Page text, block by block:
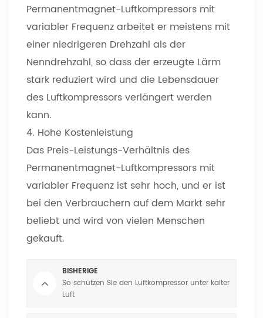
Permanentmagnet-Luftkompressors mit
variabler Frequenz arbeitet er meistens mit
einer niedrigeren Drehzahl als der
Nenndrehzahl, so dass der erzeugte Lärm
stark reduziert wird und die Lebensdauer
des Luftkompressors verlängert werden
kann.
4. Hohe Kostenleistung
Das Preis-Leistungs-Verhältnis des
Permanentmagnet-Luftkompressors mit
variabler Frequenz ist sehr hoch, und er ist
bei den Verbrauchern auf dem Markt sehr
beliebt und wird von vielen Menschen
gekauft.
BISHERIGE
So schützen Sie den Luftkompressor unter kalter
Luft